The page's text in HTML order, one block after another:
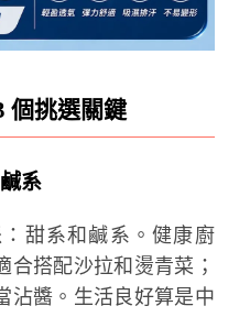
個挑選關鍵
系
甜系和鹹系。健康廚
合搭配沙拉和燙青菜；
沾醬。生活良好算是中